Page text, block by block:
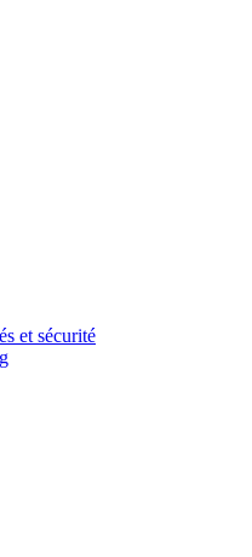
et sécurité